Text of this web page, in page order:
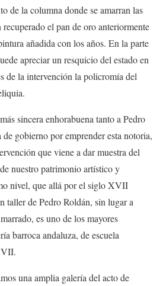
de la columna donde se amarran las
el pan de oro anteriormente
añadida con los años. En la parte
apreciar un resquicio del estado en
de la intervención la policromía del
sincera enhorabuena tanto a Pedro
gobierno por emprender esta notoria,
que viene a dar muestra del
nuestro patrimonio artístico y
nivel, que allá por el siglo XVII
taller de Pedro Roldán, sin lugar a
es uno de los mayores
barroca andaluza, de escuela
una amplia galería del acto de